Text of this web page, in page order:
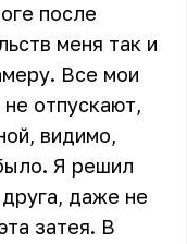
после
меня так и
Все мои
отпускают,
видимо,
Я решил
даже не
затея. В